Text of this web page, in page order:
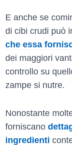
E anche se
di cibi crudi può
che essa
dei maggiori
controllo su
zampe si nutre.
Nonostante
forniscano
ingredienti